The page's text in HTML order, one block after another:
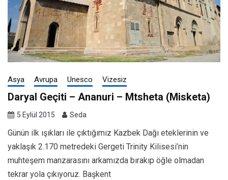
Asya Avrupa Unesco Vizesiz
Daryal Geçiti – Ananuri – Mtsheta (Misketa)
5 Eylül 2015 Seda
Günün ilk ışıkları ile çıktığımız Kazbek Dağı eteklerinin ve
yaklaşık 2.170 metredeki Gergeti Trinity Kilisesi’nin
muhteşem manzarasını arkamızda bırakıp öğle olmadan
tekrar yola çıkıyoruz. Başkent